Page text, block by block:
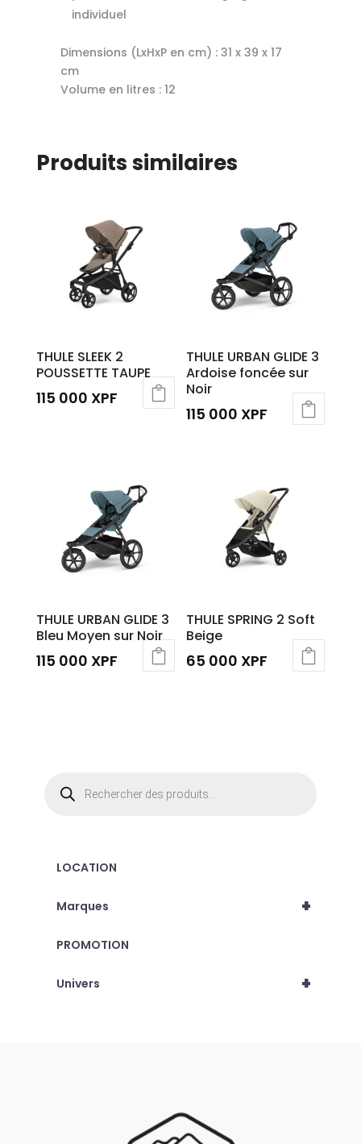
individuel
Dimensions (LxHxP en cm) :31 x 39 x 17
cm
Volume en litres :12
Produits similaires
THULE SLEEK 2
POUSSETTE TAUPE
115 000 XPF
THULE URBAN GLIDE 3
Ardoise foncée sur
Noir
115 000 XPF
THULE URBAN GLIDE 3
Bleu Moyen sur Noir
115 000 XPF
THULE SPRING 2 Soft
Beige
65 000 XPF
produits
LOCATION
+
Marques
PROMOTION
+
Univers